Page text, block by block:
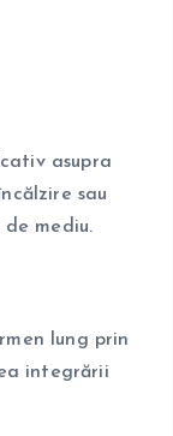
asupra
sau
mediu.
lung prin
integrării